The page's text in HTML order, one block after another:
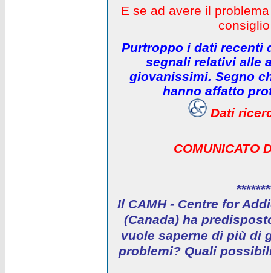
E se ad avere il
Purtroppo i dati recenti
segnali relativi alle
giovanissimi. Segno
hanno affatto
Dati
COMUNICATO
Il CAMH - Centre for
(Canada) ha
vuole saperne di più di
problemi? Quali